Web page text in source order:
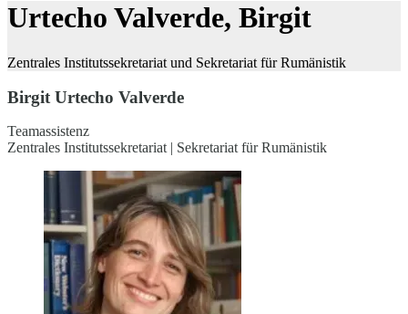
Urtecho Valverde, Birgit
Zentrales Institutssekretariat und Sekretariat für Rumänistik
Birgit Urtecho Valverde
Teamassistenz
Zentrales Institutssekretariat | Sekretariat für Rumänistik